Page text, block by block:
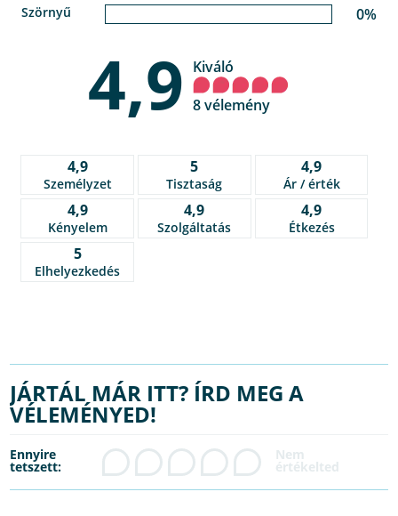
Szörnyű 0%
4,9 Kiváló
8 vélemény
4,9
Személyzet
5
Tisztaság
4,9
Ár / érték
4,9
Kényelem
4,9
Szolgáltatás
4,9
Étkezés
5
Elhelyezkedés
JÁRTÁL MÁR ITT? ÍRD MEG A
VÉLEMÉNYED!
Ennyire
tetszett: